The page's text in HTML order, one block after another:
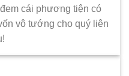
cái phương tiện có
vô tướng cho quý liên